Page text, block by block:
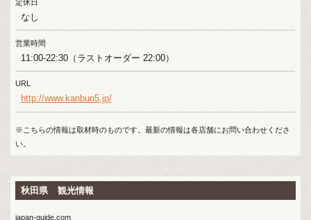
定休日
なし
営業時間
11:00-22:30（ラストオーダー 22:00）
URL
http://www.kanbun5.jp/
※こちらの情報は取材時のものです。最新の情報は各店舗にお問い合わせくださ
い。
秋田県 観光情報
japan-guide.com